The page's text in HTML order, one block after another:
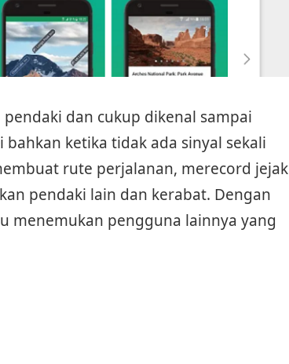
dan cukup dikenal sampai
ketika tidak ada sinyal sekali
rute perjalanan, merecord jejak
pendaki lain dan kerabat. Dengan
menemukan pengguna lainnya yang